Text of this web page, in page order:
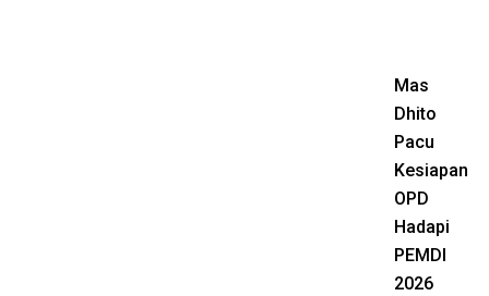
Mas
Dhito
Pacu
Kesiapan
OPD
Hadapi
PEMDI
2026